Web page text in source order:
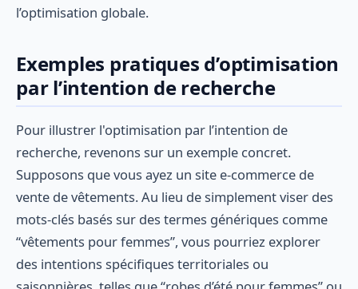
l’optimisation globale.
Exemples pratiques d’optimisation
par l’intention de recherche
Pour illustrer l'optimisation par l’intention de
recherche, revenons sur un exemple concret.
Supposons que vous ayez un site e-commerce de
vente de vêtements. Au lieu de simplement viser des
mots-clés basés sur des termes génériques comme
“vêtements pour femmes”, vous pourriez explorer
des intentions spécifiques territoriales ou